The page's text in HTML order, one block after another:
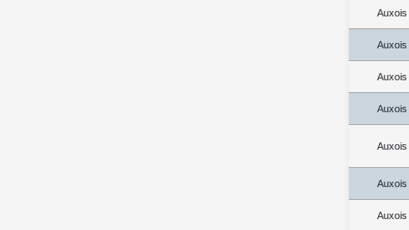
Auxois
Auxois
Auxois
Auxois
Auxois
Auxois
Auxois